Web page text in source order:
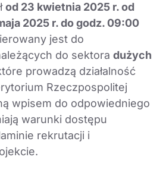
od 23 kwietnia 2025 r. od
2025 r. do godz. 09:00
jest do
do sektora dużych
prowadzą działalność
Rzeczpospolitej
wpisem do odpowiedniego
warunki dostępu
rekrutacji i